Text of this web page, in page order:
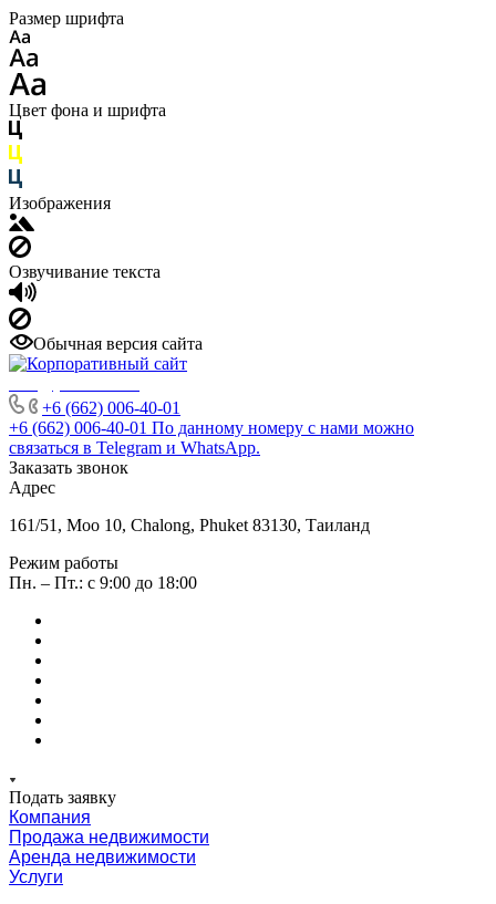
Размер шрифта
Цвет фона и шрифта
Изображения
Озвучивание текста
Обычная версия сайта
+6 (662) 006-40-01
+6 (662) 006-40-01 По данному номеру с нами можно
связаться в Telegram и WhatsApp.
Заказать звонок
Адрес
161/51, Moo 10, Chalong, Phuket 83130, Таиланд
Режим работы
Пн. – Пт.: с 9:00 до 18:00
Подать заявку
Компания
Продажа недвижимости
Аренда недвижимости
Услуги